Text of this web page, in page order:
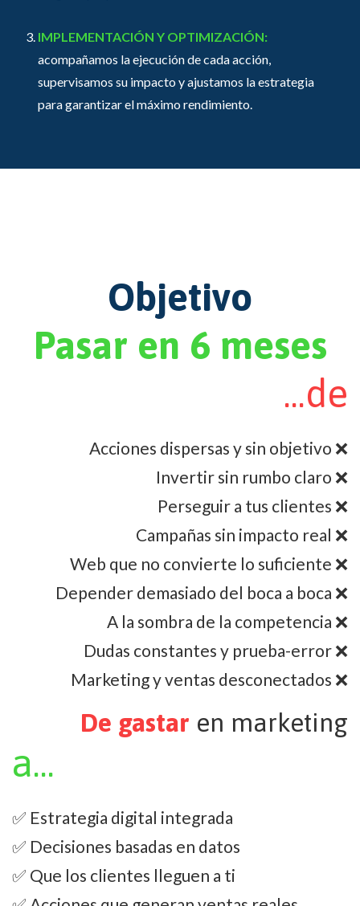
IMPLEMENTACIÓN Y OPTIMIZACIÓN:
acompañamos la ejecución de cada acción,
supervisamos su impacto y ajustamos la estrategia
para garantizar el máximo rendimiento.
Objetivo
Pasar en 6 meses
...de
Acciones dispersas y sin objetivo ❌
Invertir sin rumbo claro ❌
Perseguir a tus clientes ❌
Campañas sin impacto real ❌
Web que no convierte lo suficiente ❌
Depender demasiado del boca a boca ❌
A la sombra de la competencia ❌
Dudas constantes y prueba-error ❌
Marketing y ventas desconectados ❌
De gastar en marketing
a...
✅ Estrategia digital integrada
✅ Decisiones basadas en datos
✅ Que los clientes lleguen a ti